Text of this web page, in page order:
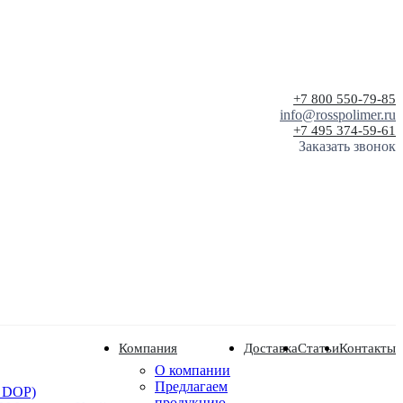
+7 800 550-79-85
info@rosspolimer.ru
+7 495 374-59-61
Заказать звонок
Компания
О компании
Предлагаем
ДоставкаСтатьиКонтакты